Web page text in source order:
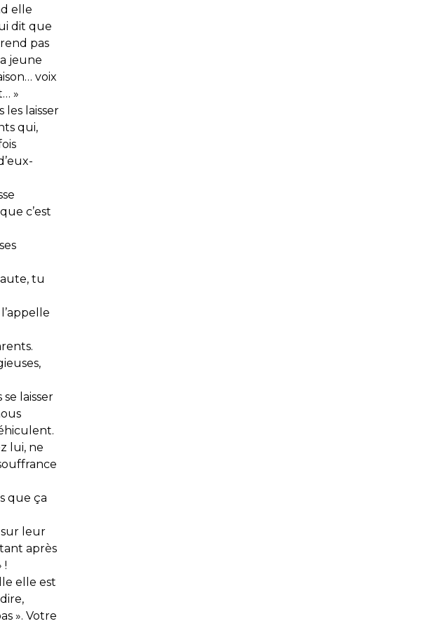
elle
dit que
pas
jeune
voix
»
les laisser
qui,
c’est
tu
laisser
lui, ne
que ça
sur leur
après
!
elle est
». Votre